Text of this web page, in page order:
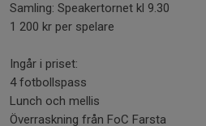
Samling: Speakertornet kl 9.30
1 200 kr per spelare
Ingår i priset:
4 fotbollspass
Lunch och mellis
Överraskning från FoC Farsta